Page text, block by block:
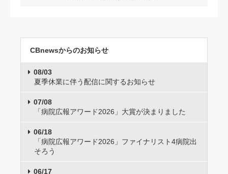
CBnewsからのお知らせ
08/03
夏季休業に伴う配信に関するお知らせ
07/08
「病院広報アワード2026」大賞が決まりました
06/18
「病院広報アワード2026」ファイナリスト4病院出
そろう
06/17